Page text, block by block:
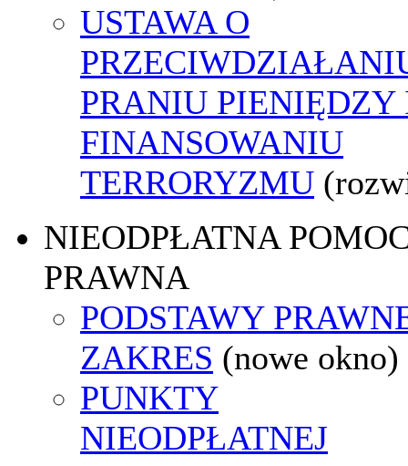
USTAWA O
PRANIU PIENIĘDZY
FINANSOWANIU
TERRORYZMU
NIEODPŁATNA
PRAWNA
PODSTAWY
ZAKRES (nowe okno)
PUNKTY
NIEODPŁATNEJ